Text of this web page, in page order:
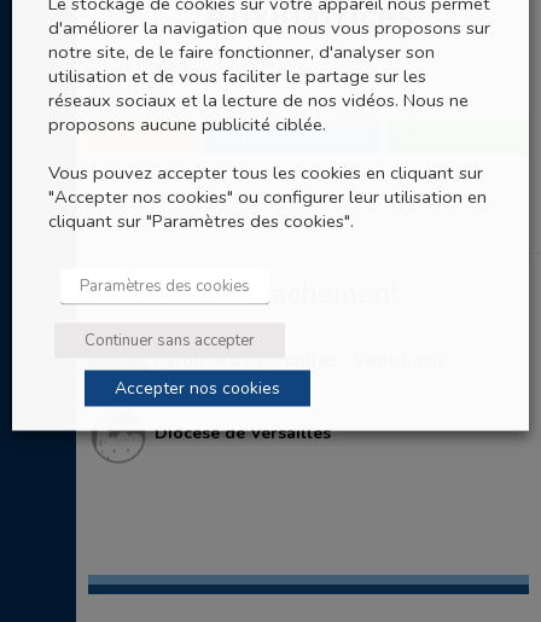
Auxiliatrices
1 Rue Borgnis Desbordes
Versailles
Entités de rattachement
(Cathédrale)
Diocèse de Versailles
d'améliorer la navigation que nous vous proposons sur
notre site, de le faire fonctionner, d'analyser son
utilisation et de vous faciliter le partage sur les
réseaux sociaux et la lecture de nos vidéos. Nous ne
proposons aucune publicité ciblée.
Vous pouvez accepter tous les cookies en cliquant sur
"Accepter nos cookies" ou configurer leur utilisation en
cliquant sur "Paramètres des cookies".
Paramètres des cookies
Continuer sans accepter
Accepter nos cookies